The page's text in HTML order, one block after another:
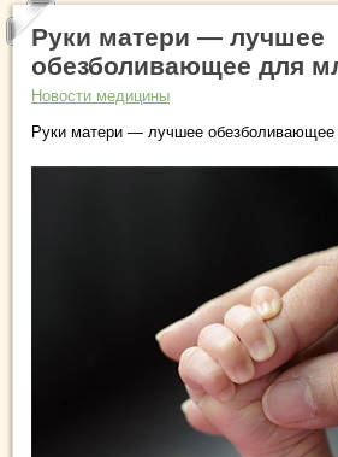
Руки матери — лучшее
обезболивающее для
Новости медицины
Руки матери — лучшее